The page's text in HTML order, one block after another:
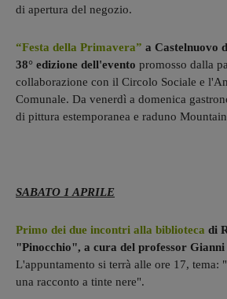
di apertura del negozio.
“Festa della Primavera” a Castelnuovo
38° edizione dell'evento promosso dalla
collaborazione con il Circolo Sociale e
Comunale. Da venerdì a domenica
di pittura estemporanea e raduno
SABATO 1 APRILE
Primo dei due incontri alla biblioteca di
"Pinocchio", a cura del professor Gianni
L'appuntamento si terrà alle ore 17, tema:
una racconto a tinte nere".